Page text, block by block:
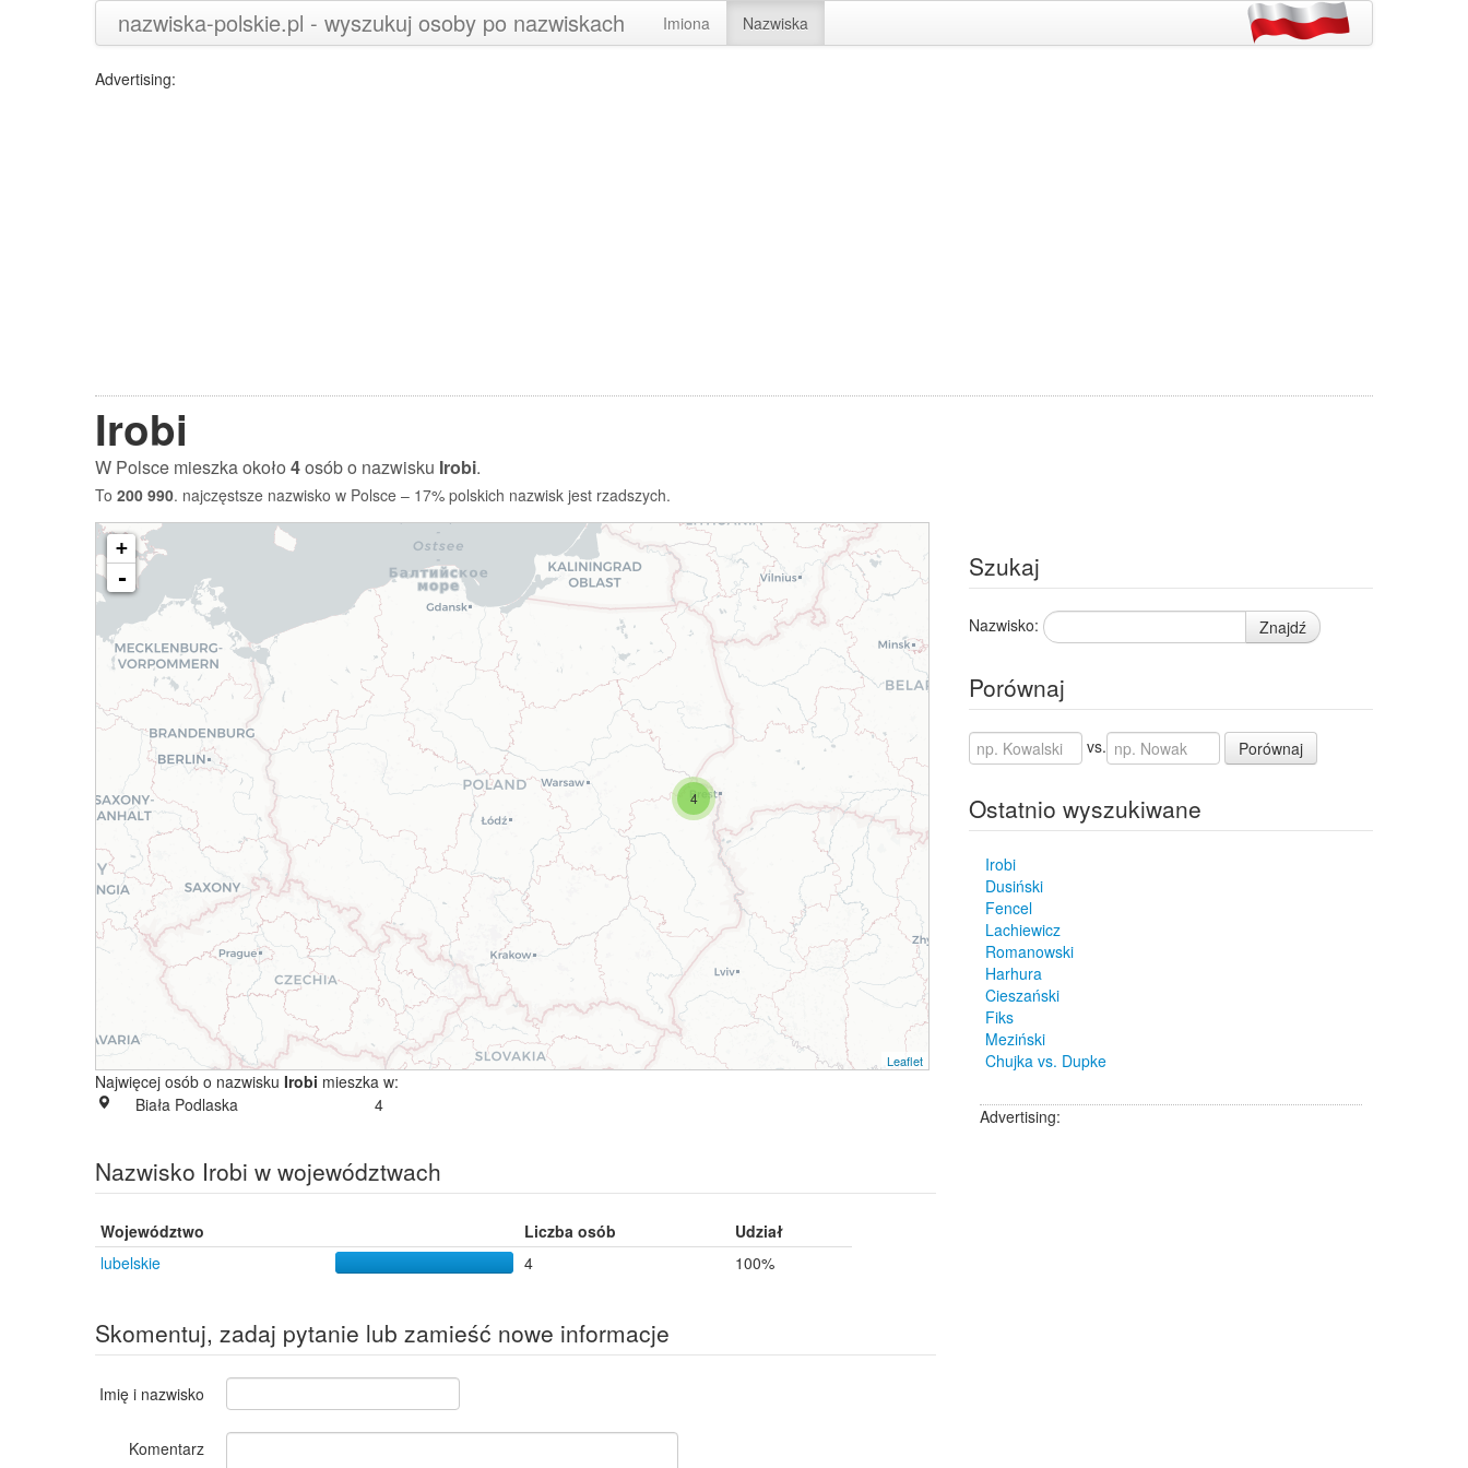
nazwiska-polskie.pl - wyszukuj osoby po nazwiskach Imiona Nazwiska
Advertising:
Irobi
W Polsce mieszka około4osób o nazwisku Irobi.
To 200 990. najczęstsze nazwisko w Polsce – 17% polskich nazwisk jest rzadszych.
4
+
-
Leaflet
Najwięcej osób o nazwisku Irobi mieszka w:
Biała Podlaska
4
Nazwisko Irobi w województwach
Województwo Liczba osób
Udział
lubelskie
4 100%
Skomentuj, zadaj pytanie lub zamieść nowe informacje
Imię i nazwisko
Komentarz
Szukaj
Nazwisko: Znajdź
Porównaj
vs. Porównaj
Ostatnio wyszukiwane
Irobi
Dusiński
Fencel
Lachiewicz
Romanowski
Harhura
Cieszański
Fiks
Meziński
Chujka vs. Dupke
Advertising: